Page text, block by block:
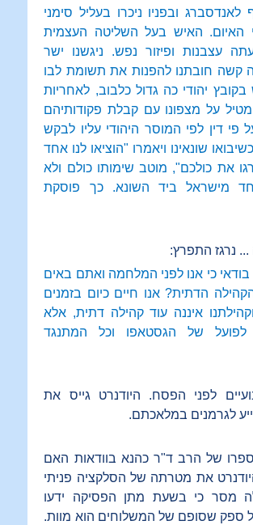
לאנדסברג ובפניו ניכרו בעליל סימני
האיום. האיש בעל השליטה העצמית
עצבנות ופיזור נפש. ניגשנו ישר
קשה חובתנו להפנות את תשומת לבו
יהודי כה גדול כלבוב, לאחריות
על מצפונו עם קבלת פקודותיהם
פי דין לפי המוסר היהודי עליו לבקש
שונאינו ויאמרו "הוציאו לנו אחד
את כולכם", מוטב שימותו כולם ולא
מישראל ביד השונא. כך פוסקת
נרגז התפרץ:
בודאי כי אנו לפני המלחמה ואתם באים
הדתית? אנו חיים כיום בזמנים
איננה עוד קהילה דתית, אלא
לפועל של הגסטאפו וכל המתנגד
לפני הפסח. היודנרט גייס את
לגרמנים במלאכתם.
של הרב ד"ר כהנא בוודאות האם
את מטרתה של הסלקציה פניתי
מסר כי בשעת מתן הפסיקה ידעו
ספק שסופם של המשלוחים הוא מוות.